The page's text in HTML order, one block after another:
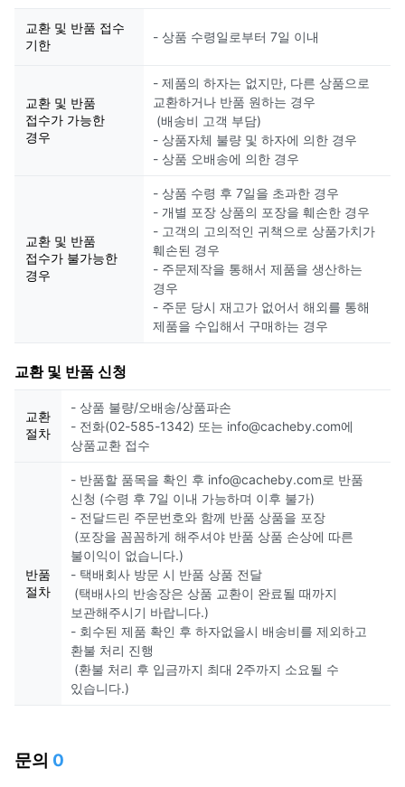
교환 및 반품 접수
기한
- 상품 수령일로부터 7일 이내
교환 및 반품
접수가 가능한
경우
- 제품의 하자는 없지만, 다른 상품으로
교환하거나 반품 원하는 경우
(배송비 고객 부담)
- 상품자체 불량 및 하자에 의한 경우
- 상품 오배송에 의한 경우
교환 및 반품
접수가 불가능한
경우
- 상품 수령 후 7일을 초과한 경우
- 개별 포장 상품의 포장을 훼손한 경우
- 고객의 고의적인 귀책으로 상품가치가
훼손된 경우
- 주문제작을 통해서 제품을 생산하는
경우
- 주문 당시 재고가 없어서 해외를 통해
제품을 수입해서 구매하는 경우
교환 및 반품 신청
교환
절차
- 상품 불량/오배송/상품파손
- 전화(02-585-1342) 또는 info@cacheby.com에
상품교환 접수
반품
절차
- 반품할 품목을 확인 후 info@cacheby.com로 반품
신청 (수령 후 7일 이내 가능하며 이후 불가)
- 전달드린 주문번호와 함께 반품 상품을 포장
(포장을 꼼꼼하게 해주셔야 반품 상품 손상에 따른
불이익이 없습니다.)
- 택배회사 방문 시 반품 상품 전달
(택배사의 반송장은 상품 교환이 완료될 때까지
보관해주시기 바랍니다.)
- 회수된 제품 확인 후 하자없을시 배송비를 제외하고
환불 처리 진행
(환불 처리 후 입금까지 최대 2주까지 소요될 수
있습니다.)
문의 0